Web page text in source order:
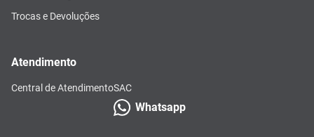
Trocas e Devoluções
Atendimento
Central de AtendimentoSAC
Whatsapp